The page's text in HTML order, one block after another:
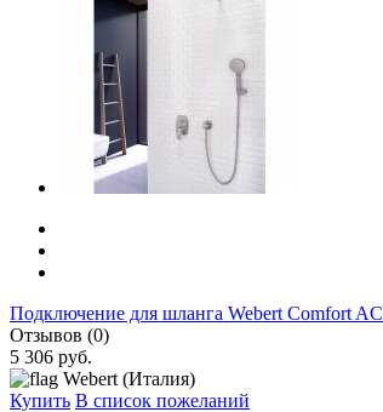
Подключение для шланга Webert Comfort
Отзывов (0)
5 306 руб.
Webert (Италия)
Купить В список пожеланий